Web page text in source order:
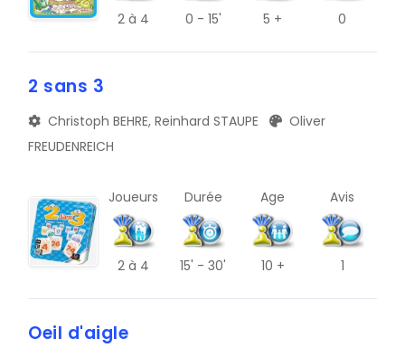
U
Y
B
F
N
R
Z
C
2 à 4 0 - 15' 5 + 0
2 sans 3
Christoph BEHRE, Reinhard STAUPE
Oliver
FREUDENREICH
Joueurs
2 à 4
Durée
15' - 30'
Age
10 +
Avis
1
Oeil d'aigle